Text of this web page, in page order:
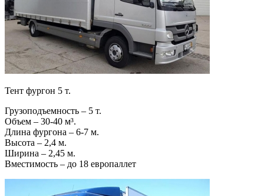
Тент фургон 5 т.
Грузоподъемность – 5 т.
Объем – 30-40 м³.
Длина фургона – 6-7 м.
Высота – 2,4 м.
Ширина – 2,45 м.
Вместимость – до 18 европаллет